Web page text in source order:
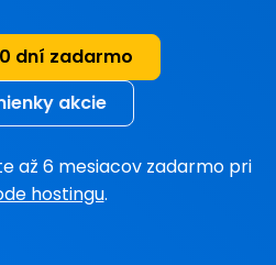
dní zadarmo
akcie
až 6 mesiacov zadarmo pri
hostingu.